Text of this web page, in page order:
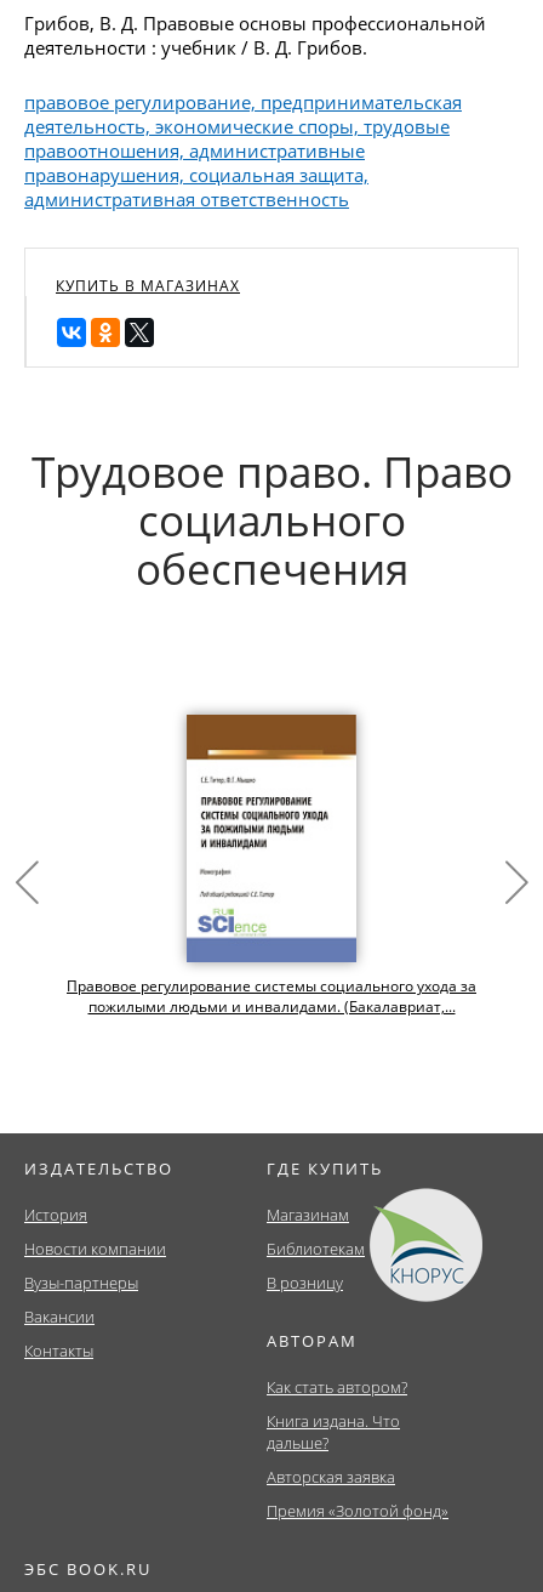
Грибов, В. Д. Правовые основы профессиональной
деятельности : учебник / В. Д. Грибов.
правовое регулирование, предпринимательская
деятельность, экономические споры, трудовые
правоотношения, административные
правонарушения, социальная защита,
административная ответственность
КУПИТЬ В МАГАЗИНАХ
Трудовое право. Право
социального
обеспечения
Правовое регулирование системы социального ухода за
пожилыми людьми и инвалидами. (Бакалавриат,...
ИЗДАТЕЛЬСТВО
История
Новости компании
Вузы-партнеры
Вакансии
Контакты
ГДЕ КУПИТЬ
Магазинам
Библиотекам
В розницу
АВТОРАМ
Как стать автором?
Книга издана. Что
дальше?
Авторская заявка
Премия «Золотой фонд»
ЭБС BOOK.RU